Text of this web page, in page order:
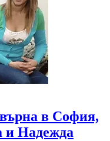
в София,
и Надежда